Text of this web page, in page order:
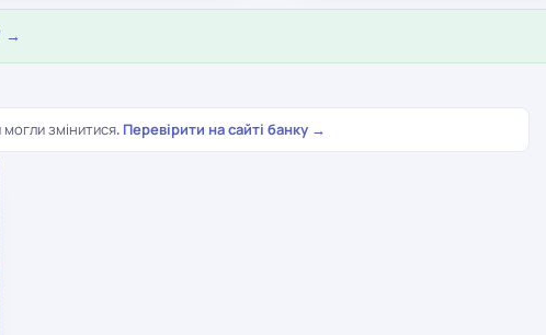
→
змінитися. Перевірити на сайті банку →